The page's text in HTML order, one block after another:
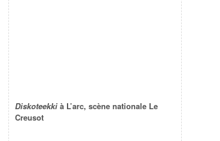
Diskoteekki à L’arc, scène nationale Le
Creusot